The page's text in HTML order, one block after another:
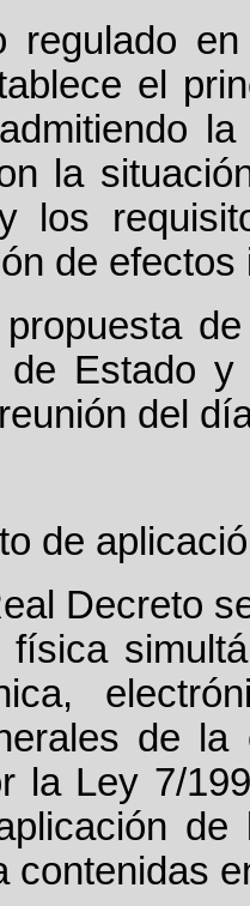
regulado
el
la
los
de
Estado y
del
de
Decreto
de la
la Ley 7/
contenidas